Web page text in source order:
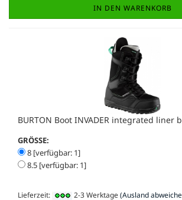
IN DEN WARENKORB
BURTON Boot INVADER integrated liner
GRÖSSE:
8 [verfügbar: 1]
8.5 [verfügbar: 1]
Lieferzeit: 2-3 Werktage(Ausland